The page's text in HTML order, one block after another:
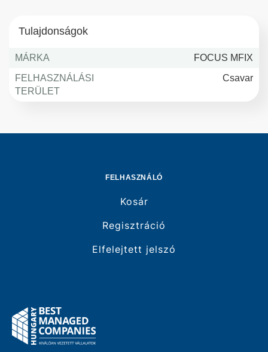
Tulajdonságok
MÁRKA
FOCUS MFIX
FELHASZNÁLÁSI
TERÜLET
Csavar
FELHASZNÁLÓ
Kosár
Regisztráció
Elfelejtett jelszó